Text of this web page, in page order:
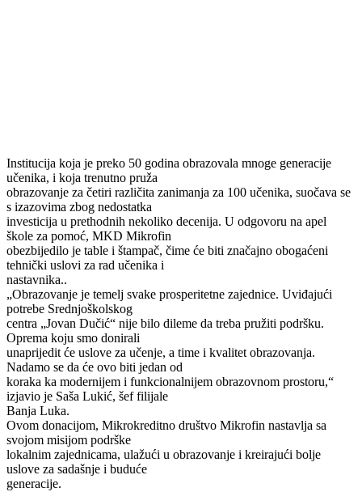
Institucija koja je preko 50 godina obrazovala mnoge generacije
učenika, i koja trenutno pruža
obrazovanje za četiri različita zanimanja za 100 učenika, suočava se
s izazovima zbog nedostatka
investicija u prethodnih nekoliko decenija. U odgovoru na apel
škole za pomoć, MKD Mikrofin
obezbijedilo je table i štampač, čime će biti značajno obogaćeni
tehnički uslovi za rad učenika i
nastavnika..
„Obrazovanje je temelj svake prosperitetne zajednice. Uviđajući
potrebe Srednjoškolskog
centra „Jovan Dučić“ nije bilo dileme da treba pružiti podršku.
Oprema koju smo donirali
unaprijedit će uslove za učenje, a time i kvalitet obrazovanja.
Nadamo se da će ovo biti jedan od
koraka ka modernijem i funkcionalnijem obrazovnom prostoru,“
izjavio je Saša Lukić, šef filijale
Banja Luka.
Ovom donacijom, Mikrokreditno društvo Mikrofin nastavlja sa
svojom misijom podrške
lokalnim zajednicama, ulažući u obrazovanje i kreirajući bolje
uslove za sadašnje i buduće
generacije.